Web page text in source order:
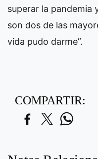
superar la pandemia
son dos de las
vida pudo darme”.
COMPARTIR: